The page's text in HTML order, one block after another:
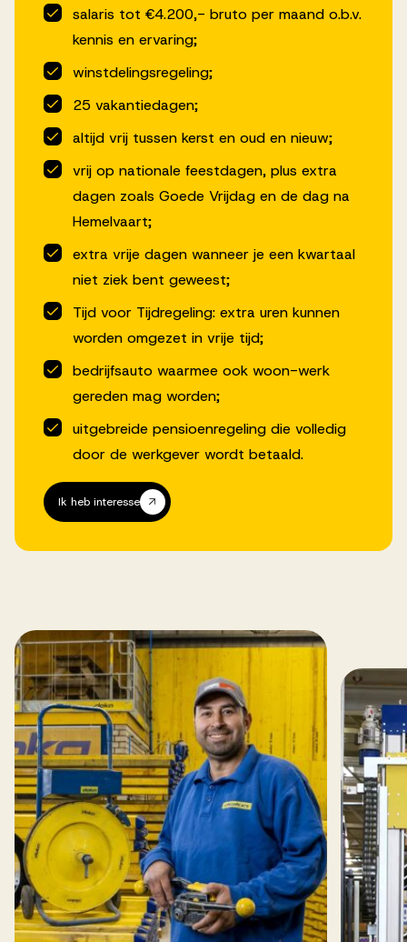
salaris tot €4.200,- bruto per maand o.b.v.
kennis en ervaring;
winstdelingsregeling;
25 vakantiedagen;
altijd vrij tussen kerst en oud en nieuw;
vrij op nationale feestdagen, plus extra
dagen zoals Goede Vrijdag en de dag na
Hemelvaart;
extra vrije dagen wanneer je een kwartaal
niet ziek bent geweest;
Tijd voor Tijdregeling: extra uren kunnen
worden omgezet in vrije tijd;
bedrijfsauto waarmee ook woon-werk
gereden mag worden;
uitgebreide pensioenregeling die volledig
door de werkgever wordt betaald.
Ik heb interesse